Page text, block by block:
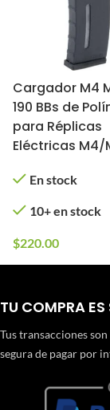
Cargador M4
190 BBs de
para Réplicas
Eléctricas M4/
Negro)
En stock
10+ en stock
$220.00
TU COMPRA ES
Tus transacciones
segura de pagar por